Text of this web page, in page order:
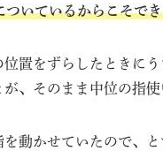
いているからこそで
置をずらしたときに
、そのまま中位の指
動かせていたので、と